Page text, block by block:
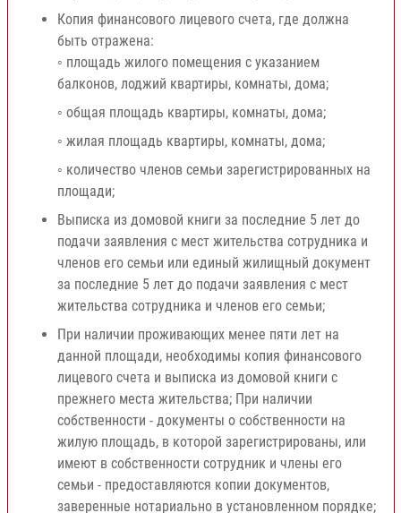
Копия финансового лицевого счета, где должна
быть отражена:
◦ площадь жилого помещения с указанием
балконов, лоджий квартиры, комнаты, дома;
◦ общая площадь квартиры, комнаты, дома;
◦ жилая площадь квартиры, комнаты, дома;
◦ количество членов семьи зарегистрированных на
площади;
Выписка из домовой книги за последние 5 лет до
подачи заявления с мест жительства сотрудника и
членов его семьи или единый жилищный документ
за последние 5 лет до подачи заявления с мест
жительства сотрудника и членов его семьи;
При наличии проживающих менее пяти лет на
данной площади, необходимы копия финансового
лицевого счета и выписка из домовой книги с
прежнего места жительства; При наличии
собственности - документы о собственности на
жилую площадь, в которой зарегистрированы, или
имеют в собственности сотрудник и члены его
семьи - предоставляются копии документов,
заверенные нотариально в установленном порядке;